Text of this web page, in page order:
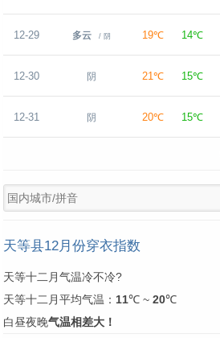
12-29 多云 / 阴 19℃ 14℃
12-30 阴 21℃ 15℃
12-31 阴 20℃ 15℃
天等县12月份穿衣指数
天等十二月气温冷不冷?
天等十二月平均气温： 11℃ ~ 20℃
白昼夜晚气温相差大！